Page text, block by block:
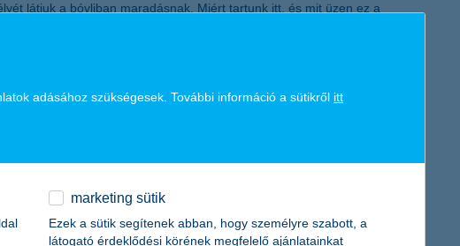
látjuk a bóvliban maradásnak. Miért tartunk itt, és mit üzen ez a
természetes.
adásához szükségesek. További információ a sütikről itt
marketing sütik
Ezek a sütik segítenek abban, hogy személyre szabott, a
látogató érdeklődési körének megfelelő ajánlatainkat